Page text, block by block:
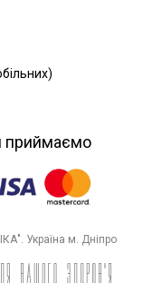
приймаємо
Україна м. Дніпро